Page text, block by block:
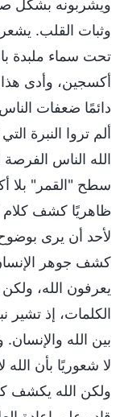
ويشربونه بشكل
وثبات القلب.
تحت سماء ملبدة
أكسجين، وأدى
دائمًا ضعفات
ألم تروا النبرة
الله الناس
سطح "القمر" بلا
ظاهريًا كشف كلام
لأحد أن يرى
كشف جوهر
يعرفون الله،
الكلمات، إذ تشير
بين الله
لا شعوريًا بأن الله
ولكن الله يكشف